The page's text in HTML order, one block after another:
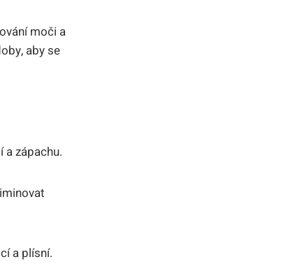
moči a
aby se
zápachu.
a plísní.